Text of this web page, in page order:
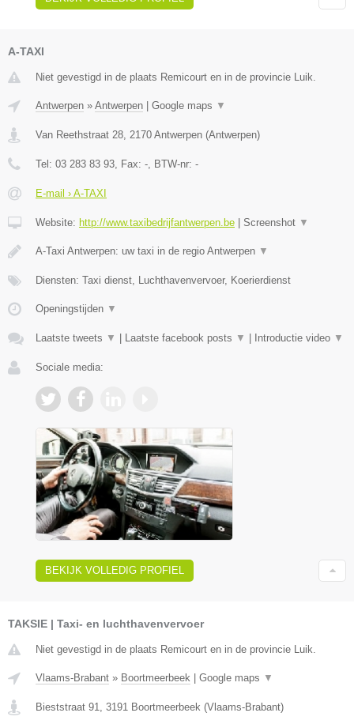
A-TAXI
Niet gevestigd in de plaats Remicourt en in de provincie Luik.
Antwerpen » Antwerpen Google maps ▼
Van Reethstraat 28, 2170 Antwerpen (Antwerpen)
Tel: 03 283 83 93, Fax: -, BTW-nr: -
E-mail › A-TAXI
Website: http://www.taxibedrijfantwerpen.be Screenshot ▼
A-Taxi Antwerpen: uw taxi in de regio Antwerpen ▼
Diensten: Taxi dienst, Luchthavenvervoer, Koerierdienst
Openingstijden ▼
Laatste tweets ▼ Laatste facebook posts ▼ Introductie video ▼
Sociale media:
BEKIJK VOLLEDIG PROFIEL
TAKSIE | Taxi- en luchthavenvervoer
Niet gevestigd in de plaats Remicourt en in de provincie Luik.
Vlaams-Brabant » Boortmeerbeek Google maps ▼
Bieststraat 91, 3191 Boortmeerbeek (Vlaams-Brabant)